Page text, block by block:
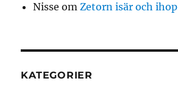
Nisse omZetorn isär och ihop
KATEGORIER